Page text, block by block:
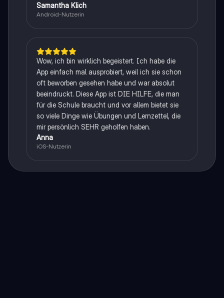
Samantha Klich
Android-Nutzerin
Wow, ich bin wirklich begeistert. Ich habe die
App einfach mal ausprobiert, weil ich sie schon
oft beworben gesehen habe und war absolut
beeindruckt. Diese App ist DIE HILFE, die man
für die Schule braucht und vor allem bietet sie
so viele Dinge wie Übungen und Lernzettel, die
mir persönlich SEHR geholfen haben.
Anna
iOS-Nutzerin